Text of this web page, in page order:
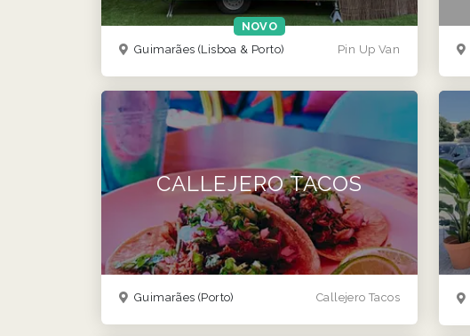
NOVO
Pin Up Van
Guimarães (Lisboa & Porto)
CALLEJERO TACOS
Callejero Tacos
Guimarães (Porto)